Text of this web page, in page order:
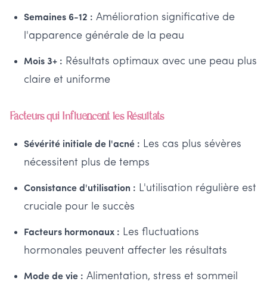
Semaines 6-12 : Amélioration significative de
l'apparence générale de la peau
Mois 3+ : Résultats optimaux avec une peau plus
claire et uniforme
Facteurs qui Influencent les Résultats
Sévérité initiale de l'acné : Les cas plus sévères
nécessitent plus de temps
Consistance d'utilisation : L'utilisation régulière est
cruciale pour le succès
Facteurs hormonaux : Les fluctuations
hormonales peuvent affecter les résultats
Mode de vie : Alimentation, stress et sommeil